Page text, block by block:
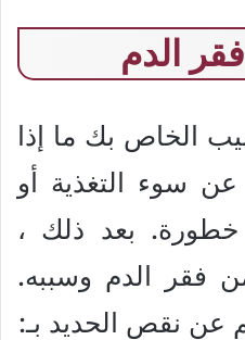
الدم
الخاص بك ما إذا
عن سوء التغذية أو
بعد ذلك ،
فقر الدم وسببه.
عن نقص الحديد بـ: